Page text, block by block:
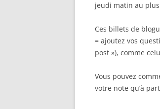
jeudi matin au
Ces billets de
= ajoutez vos
post »), comme
Vous pouvez
votre note qu’à